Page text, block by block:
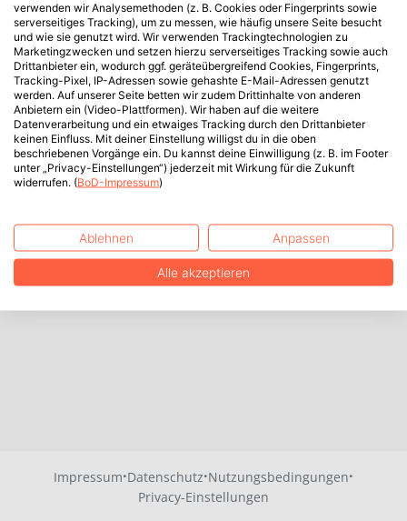
Impressum·Datenschutz·Nutzungsbedingungen·
Privacy-Einstellungen
verwenden wir Analysemethoden (z. B. Cookies oder Fingerprints sowie
serverseitiges Tracking), um zu messen, wie häufig unsere Seite besucht
und wie sie genutzt wird. Wir verwenden Trackingtechnologien zu
Marketingzwecken und setzen hierzu serverseitiges Tracking sowie auch
Drittanbieter ein, wodurch ggf. geräteübergreifend Cookies, Fingerprints,
Tracking-Pixel, IP-Adressen sowie gehashte E-Mail-Adressen genutzt
werden. Auf unserer Seite betten wir zudem Drittinhalte von anderen
Anbietern ein (Video-Plattformen). Wir haben auf die weitere
Datenverarbeitung und ein etwaiges Tracking durch den Drittanbieter
keinen Einfluss. Mit deiner Einstellung willigst du in die oben
beschriebenen Vorgänge ein. Du kannst deine Einwilligung (z. B. im Footer
unter „Privacy-Einstellungen“) jederzeit mit Wirkung für die Zukunft
widerrufen. (BoD-Impressum)
Ablehnen Anpassen
Alle akzeptieren